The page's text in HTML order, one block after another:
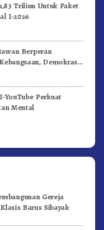
Triliun Untuk Paket
I-2026
Berperan
Demokrasi,
YouTube Perkuat
Mental
Gereja
Barus Sibayak